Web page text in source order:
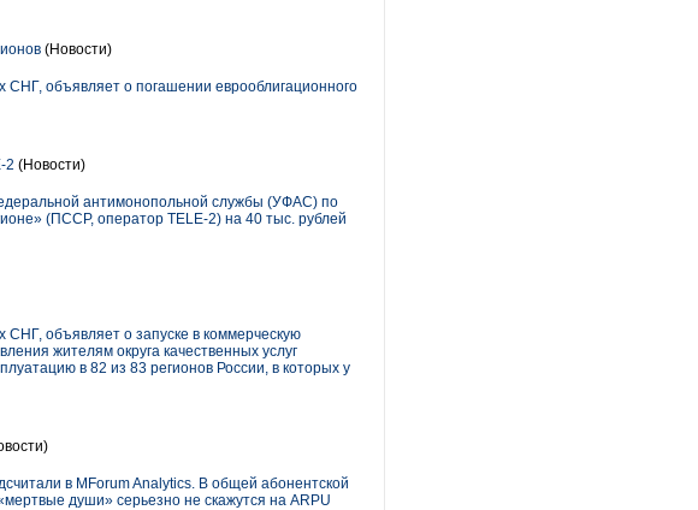
(Новости)
объявляет о погашении еврооблигационного
2 (Новости)
антимонопольной службы (УФАС) по
(ПССР, оператор TELE-2) на 40 тыс. рублей
объявляет о запуске в коммерческую
жителям округа качественных услуг
в 82 из 83 регионов России, в которых у
в MForum Analytics. В общей абонентской
души» серьезно не скажутся на ARPU